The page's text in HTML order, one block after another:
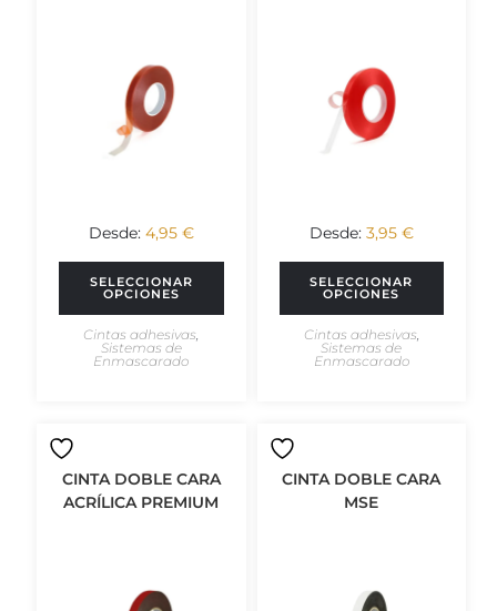
Desde: 4,95 €
SELECCIONAR
OPCIONES
Cintas adhesivas
Sistemas de
Enmascarado
Desde: 3,95 €
SELECCIONAR
OPCIONES
Cintas adhesivas
Sistemas de
Enmascarado
CINTA DOBLE CARA
ACRÍLICA PREMIUM
CINTA DOBLE CARA
MSE